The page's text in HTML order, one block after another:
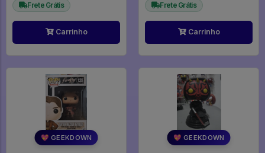
Frete Grátis
Carrinho
Frete Grátis
Carrinho
💖 GEEKDOWN 💖 GEEKDOWN